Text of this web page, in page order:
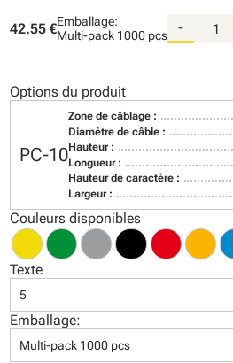
42.55 €Emballage:
Multi-pack 1000 pcs
-
Options du produit
PC-10
Zone de câblage :
Diamètre de câble :
Hauteur :
Longueur :
Hauteur de caractère :
Largeur :
Couleurs disponibles
Texte
5
Emballage:
Multi-pack 1000 pcs